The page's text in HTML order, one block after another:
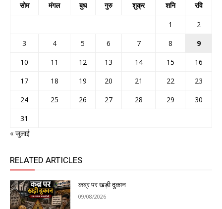
सोम मंगल बुध गुरु शुक्र शनि रवि
1
2
3
4 5 6 7 8
9
10
11 12 13 14 15
16
17
18 19 20 21 22
23
24
25 26 27 28 29
30
31
« जुलाई
RELATED ARTICLES
कब्र पर खड़ी दुकान
09/08/2026